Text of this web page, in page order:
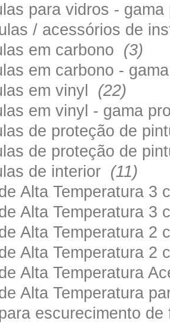
para vidros -
/ acessórios de
em carbono (3)
em carbono -
em vinyl (22)
em vinyl - gama
de proteção de
de proteção de
de interior (11)
Alta Temperatura
Alta Temperatura
Alta Temperatura
Alta Temperatura
Alta Temperatura
Alta Temperatura
escurecimento